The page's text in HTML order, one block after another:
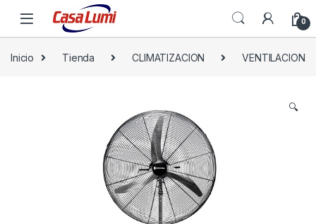
0
Inicio Tienda CLIMATIZACION VENTILACION
🔍